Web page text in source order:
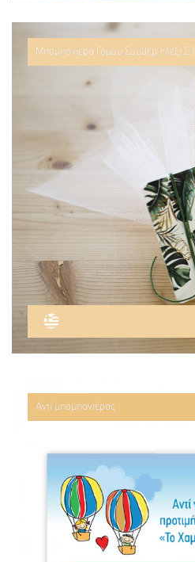
Μπομπονιέρα Γάμου Σουβέρ πλέξι Σ3
Αντί μπομπονιέρας